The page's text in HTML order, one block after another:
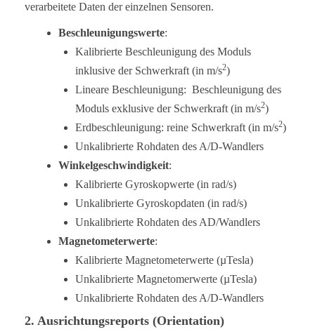
verarbeitete Daten der einzelnen Sensoren.
Beschleunigungswerte:
Kalibrierte Beschleunigung des Moduls
inklusive der Schwerkraft (in m/s2)
Lineare Beschleunigung: Beschleunigung des
Moduls exklusive der Schwerkraft (in m/s2)
Erdbeschleunigung: reine Schwerkraft (in m/s2)
Unkalibrierte Rohdaten des A/D-Wandlers
Winkelgeschwindigkeit:
Kalibrierte Gyroskopwerte (in rad/s)
Unkalibrierte Gyroskopdaten (in rad/s)
Unkalibrierte Rohdaten des AD/Wandlers
Magnetometerwerte:
Kalibrierte Magnetometerwerte (µTesla)
Unkalibrierte Magnetomerwerte (µTesla)
Unkalibrierte Rohdaten des A/D-Wandlers
2. Ausrichtungsreports (Orientation)